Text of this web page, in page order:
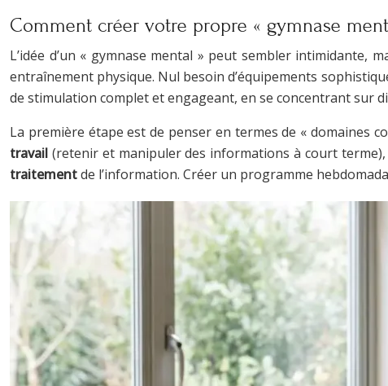
Comment créer votre propre « gymnase
L’idée d’un « gymnase mental » peut sembler
entraînement physique. Nul besoin d’équipements
de stimulation complet et engageant, en se concentrant sur
La première étape est de penser en termes de « domaines
travail (retenir et manipuler des informations à court terme),
traitementde l’information. Créer un programme